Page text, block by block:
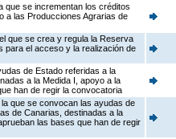
que se incrementan los créditos
a las Producciones Agrarias de
que se crea y regula la Reserva
para el acceso y la realización de
de Estado referidas a la
a la Medida I, apoyo a la
han de regir la convocatoria
que se convocan las ayudas de
de Canarias, destinadas a la
las bases que han de regir